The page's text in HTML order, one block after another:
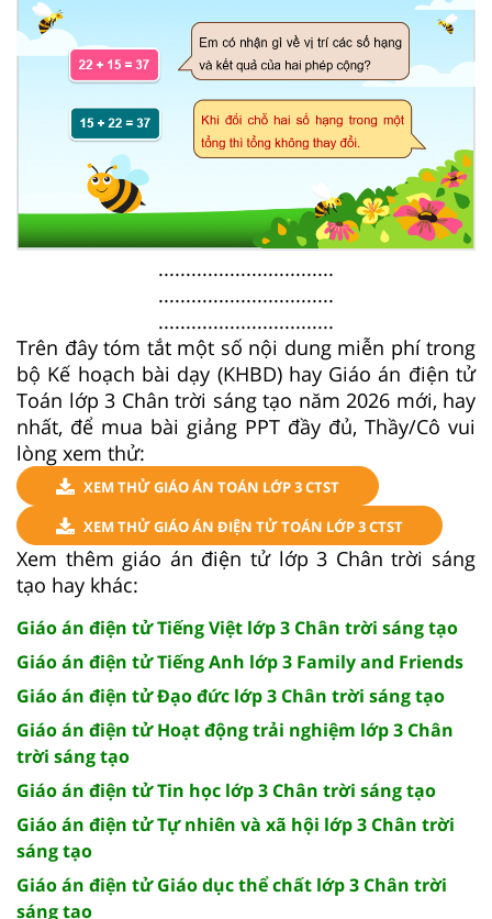
................................
................................
................................
Trên đây tóm tắt một số nội dung miễn phí trong
bộ Kế hoạch bài dạy (KHBD) hay Giáo án điện tử
Toán lớp 3 Chân trời sáng tạo năm 2026 mới, hay
nhất, để mua bài giảng PPT đầy đủ, Thầy/Cô vui
lòng xem thử:
XEM THỬ GIÁO ÁN TOÁN LỚP 3 CTST
XEM THỬ GIÁO ÁN ĐIỆN TỬ TOÁN LỚP 3 CTST
Xem thêm giáo án điện tử lớp 3 Chân trời sáng
tạo hay khác:
Giáo án điện tử Tiếng Việt lớp 3 Chân trời sáng tạo
Giáo án điện tử Tiếng Anh lớp 3 Family and Friends
Giáo án điện tử Đạo đức lớp 3 Chân trời sáng tạo
Giáo án điện tử Hoạt động trải nghiệm lớp 3 Chân
trời sáng tạo
Giáo án điện tử Tin học lớp 3 Chân trời sáng tạo
Giáo án điện tử Tự nhiên và xã hội lớp 3 Chân trời
sáng tạo
Giáo án điện tử Giáo dục thể chất lớp 3 Chân trời
sáng tạo